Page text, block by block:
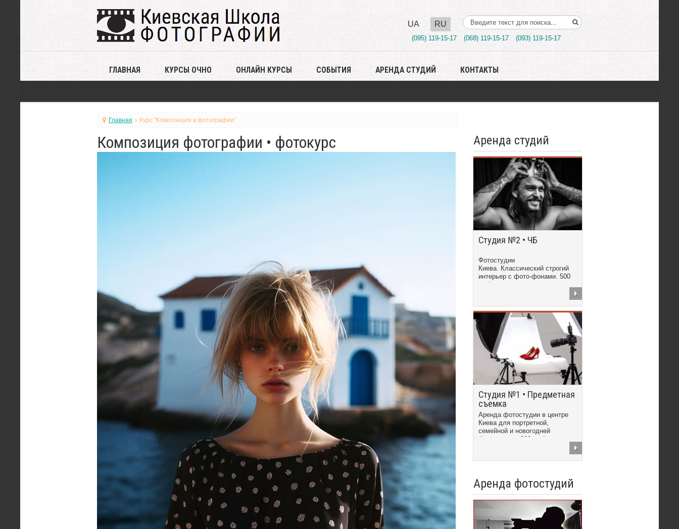
UA RU Поиск..
(095) 119-15-17 (068) 119-15-17 (093) 119-15-17
ГЛАВНАЯ КУРСЫ ОЧНО ОНЛАЙН КУРСЫ СОБЫТИЯ АРЕНДА СТУДИЙ КОНТАКТЫ
Главная Курс "Композиция в фотографии"
Композиция фотографии • фотокурс Аренда студий
Студия №2 • ЧБ
Фотостудии
Киева. Классический строгий
интерьер с фото-фонами. 500
грн/час
Студия №1 • Предметная
съемка
Аренда фотостудии в центре
Киева для портретной,
семейной и новогодней
фотосъемки. 300 грн/час
Аренда фотостудий